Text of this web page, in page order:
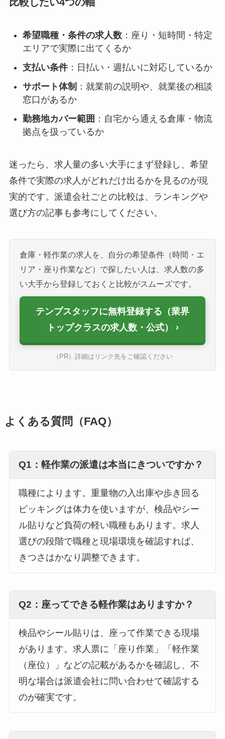
希望職種・条件の求人数：座り・短時間・特定
エリアで実際に出てくるか
支払い条件：日払い・週払いに対応しているか
サポート体制 ：就業前の説明や、就業後の相談
窓口があるか
勤務地カバー範囲 ：自宅から通える倉庫・物流
拠点を扱っているか
迷ったら、求人量の多い大手にまず登録し、希望
条件で実際の求人がどれだけ出るかを見るのが現
実的です。派遣会社ごとの比較は、ランキングや
選び方の記事も参考にしてください。
倉庫・軽作業の求人を、自分の希望条件（時間・エ
リア・座り作業など）で探したい人は、求人数の多
い大手から登録しておくと比較がスムーズです。
テンプスタッフに無料登録する（業界
トップクラスの求人数・公式）
（PR）詳細はリンク先をご確認ください
よくある質問（FAQ）
Q1：軽作業の派遣は本当にきついですか？
職種によります。重量物の入出庫や歩き回る
ピッキングは体力を使いますが、検品やシー
ル貼りなど負荷の軽い職種もあります。求人
選びの段階で職種と現場環境を確認すれば、
きつさはかなり調整できます。
Q2：座ってできる軽作業はありますか？
検品やシール貼りは、座って作業できる現場
があります。求人票に「座り作業」「軽作業
（座位）」などの記載があるかを確認し、不
明な場合は派遣会社に問い合わせて確認する
のが確実です。